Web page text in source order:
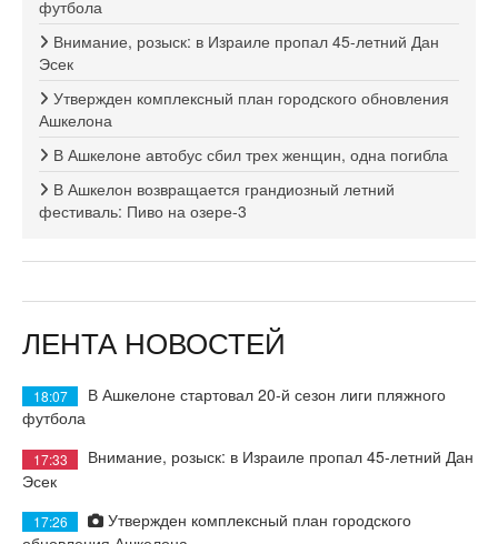
футбола
Внимание, розыск: в Израиле пропал 45-летний Дан
Эсек
Утвержден комплексный план городского обновления
Ашкелона
В Ашкелоне автобус сбил трех женщин, одна погибла
В Ашкелон возвращается грандиозный летний
фестиваль: Пиво на озере-3
ЛЕНТА НОВОСТЕЙ
18:07
В Ашкелоне стартовал 20-й сезон лиги пляжного
футбола
17:33
Внимание, розыск: в Израиле пропал 45-летний Дан
Эсек
17:26
Утвержден комплексный план городского